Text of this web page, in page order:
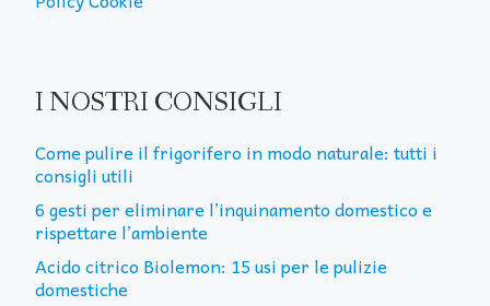
I NOSTRI CONSIGLI
Come pulire il frigorifero in modo naturale: tutti i
consigli utili
6 gesti per eliminare l’inquinamento domestico e
rispettare l’ambiente
Acido citrico Biolemon: 15 usi per le pulizie
domestiche